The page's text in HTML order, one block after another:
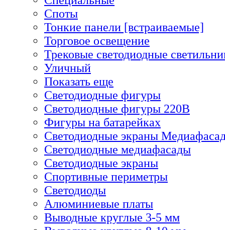
Споты
Тонкие панели [встраиваемые]
Торговое освещение
Трековые светодиодные
Уличный
Показать еще
Светодиодные фигуры
Светодиодные фигуры 220В
Фигуры на батарейках
Светодиодные экраны
Светодиодные медиафасады
Светодиодные экраны
Спортивные периметры
Светодиоды
Алюминиевые платы
Выводные круглые 3-5 мм